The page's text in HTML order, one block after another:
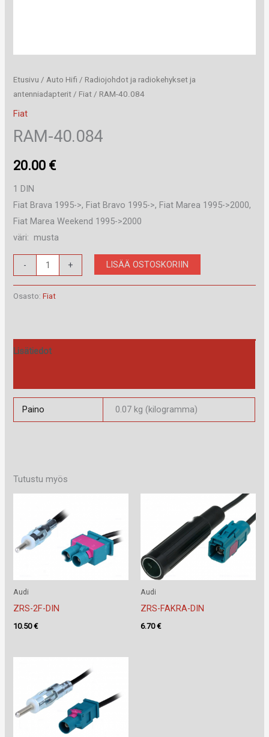
Etusivu / Auto Hifi / Radiojohdot ja radiokehykset ja
antenniadapterit / Fiat / RAM-40.084
Fiat
RAM-40.084
20.00 €
1 DIN
Fiat Brava 1995->, Fiat Bravo 1995->, Fiat Marea 1995->2000,
Fiat Marea Weekend 1995->2000
väri: musta
-
40.084
määrä
+ LISÄÄ OSTOSKORIIN
Osasto:Fiat
Lisätiedot
Paino 0.07 kg (kilogramma)
Tutustu myös
Audi
ZRS-2F-DIN
10.50€
Audi
ZRS-FAKRA-DIN
6.70€